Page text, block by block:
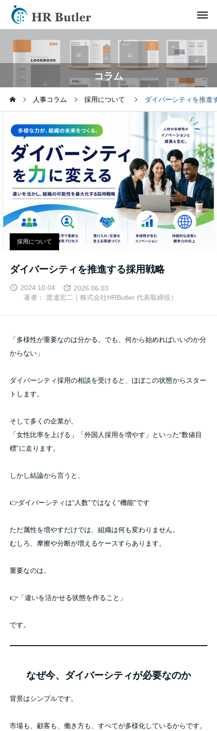
コラム
人事コラム 採用について ダイバーシティを推進
採用について
ダイバーシティを推進する採用戦略
2024.10.04
2026.06.03
著者： 渡邉宏二｜株式会社HRButler 代表取締役）
「多様性が重要なのは分かる。でも、何から始めればいいのか分
からない」
ダイバーシティ採用の相談を受けると、ほぼこの状態からスター
トします。
そして多くの企業が、
「女性比率を上げる」「外国人採用を増やす」といった“数値目
標”に走ります。
しかし結論から言うと、
👉ダイバーシティは“人数”ではなく“機能”です
ただ属性を増やすだけでは、組織は何も変わりません。
むしろ、摩擦や分断が増えるケースすらあります。
重要なのは、
👉「違いを活かせる状態を作ること」
です。
なぜ今、ダイバーシティが必要なのか
背景はシンプルです。
市場も、顧客も、働き方も、すべてが多様化しているからです。